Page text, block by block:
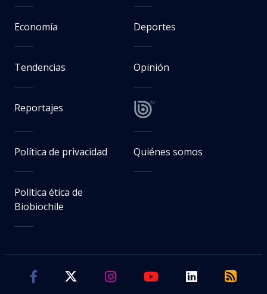
Economía Deportes
Tendencias Opinión
Reportajes
Política de privacidad Quiénes somos
Política ética de
Biobiochile